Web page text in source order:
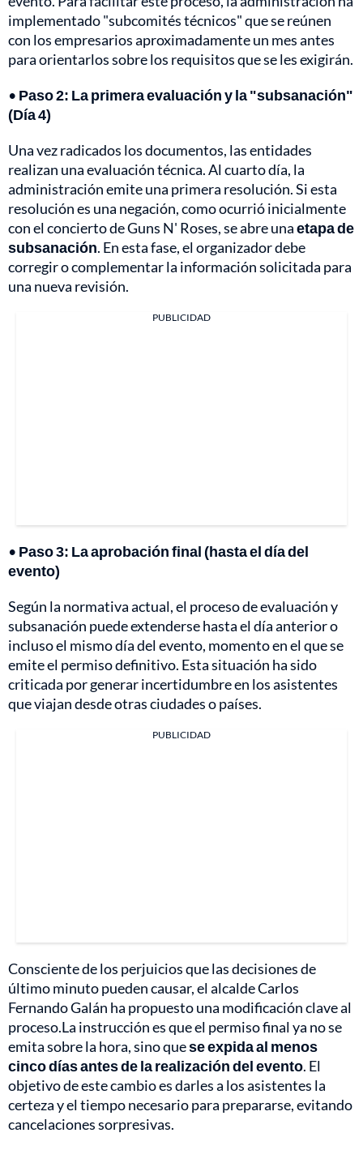
implementado "subcomités técnicos" que se reúnen
con los empresarios aproximadamente un mes antes
para orientarlos sobre los requisitos que se les exigirán.
• Paso 2: La primera evaluación y la "subsanación"
(Día 4)
Una vez radicados los documentos, las entidades
realizan una evaluación técnica. Al cuarto día, la
administración emite una primera resolución. Si esta
resolución es una negación, como ocurrió inicialmente
con el concierto de Guns N' Roses, se abre unaetapa de
subsanación. En esta fase, el organizador debe
corregir o complementar la información solicitada para
una nueva revisión.
PUBLICIDAD
• Paso 3: La aprobación final (hasta el día del
evento)
Según la normativa actual, el proceso de evaluación y
subsanación puede extenderse hasta el día anterior o
incluso el mismo día del evento, momento en el que se
emite el permiso definitivo. Esta situación ha sido
criticada por generar incertidumbre en los asistentes
que viajan desde otras ciudades o países.
PUBLICIDAD
Consciente de los perjuicios que las decisiones de
último minuto pueden causar, el alcalde Carlos
Fernando Galán ha propuesto una modificación clave al
proceso.La instrucción es que el permiso final ya no se
emita sobre la hora, sino quese expida al menos
cinco días antes de la realización del evento. El
objetivo de este cambio es darles a los asistentes la
certeza y el tiempo necesario para prepararse, evitando
cancelaciones sorpresivas.